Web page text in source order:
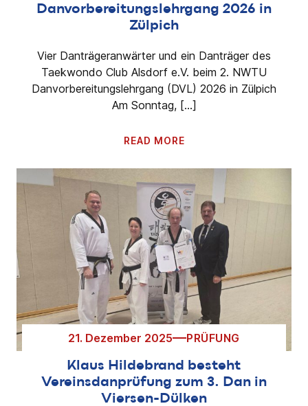
Danvorbereitungslehrgang 2026 in
Zülpich
Vier Danträgeranwärter und ein Danträger des
Taekwondo Club Alsdorf e.V. beim 2. NWTU
Danvorbereitungslehrgang (DVL) 2026 in Zülpich
Am Sonntag, […]
READ MORE
21. Dezember 2025 PRÜFUNG
Klaus Hildebrand besteht
Vereinsdanprüfung zum 3. Dan in
Viersen-Dülken